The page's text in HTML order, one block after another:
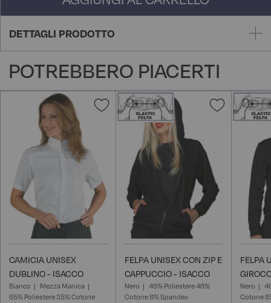
DETTAGLI PRODOTTO
POTREBBERO PIACERTI
Aggiungi
alla
desideri
CAMICIA UNISEX
DUBLINO - ISACCO
Bianco
Mezza Manica
65% Poliestere 35% Cotone
Aggiungi
alla
desideri
FELPA UNISEX CON ZIP E
CAPPUCCIO - ISACCO
Nero
46% Poliestere 46%
Cotone 8% Spandex
FELPA
Nero
Cotone